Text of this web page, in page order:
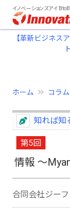
イノベーションズアイ
【革新ビジネス
ホーム コラム
知れば知
第5回
情報 ～
合同会社ジー